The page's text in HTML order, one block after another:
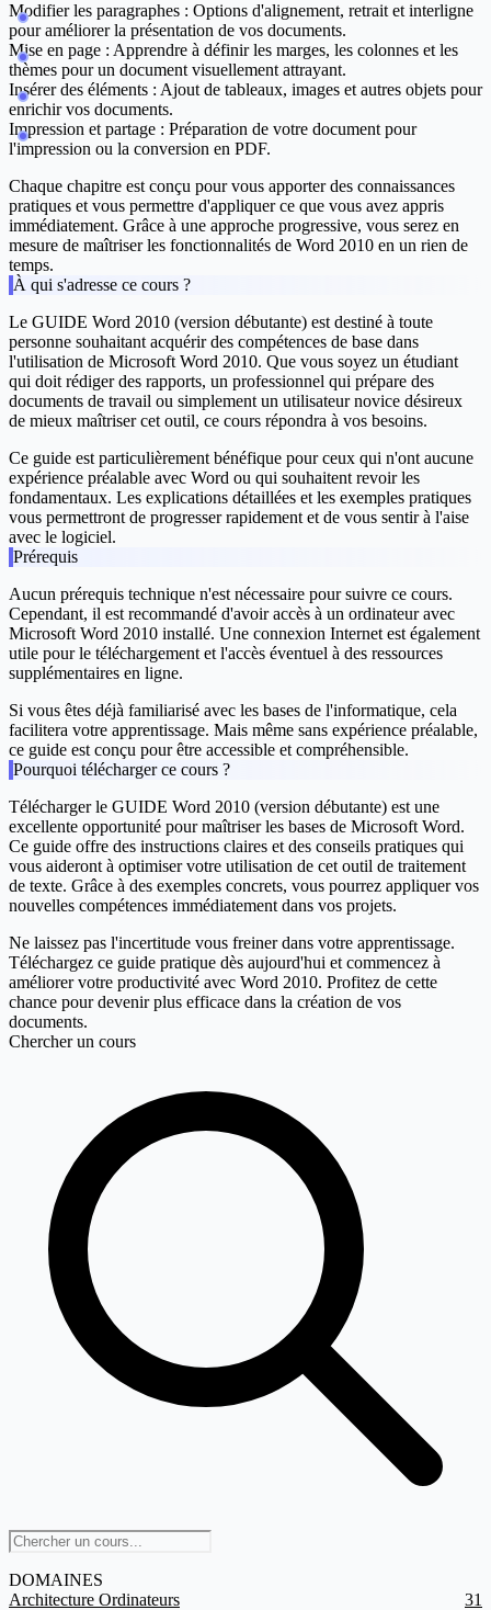
Modifier les paragraphes : Options d'alignement, retrait et interligne
pour améliorer la présentation de vos documents.
Mise en page : Apprendre à définir les marges, les colonnes et les
thèmes pour un document visuellement attrayant.
Insérer des éléments : Ajout de tableaux, images et autres objets pour
enrichir vos documents.
Impression et partage : Préparation de votre document pour
l'impression ou la conversion en PDF.
Chaque chapitre est conçu pour vous apporter des connaissances
pratiques et vous permettre d'appliquer ce que vous avez appris
immédiatement. Grâce à une approche progressive, vous serez en
mesure de maîtriser les fonctionnalités de Word 2010 en un rien de
temps.
À qui s'adresse ce cours ?
Le GUIDE Word 2010 (version débutante) est destiné à toute
personne souhaitant acquérir des compétences de base dans
l'utilisation de Microsoft Word 2010. Que vous soyez un étudiant
qui doit rédiger des rapports, un professionnel qui prépare des
documents de travail ou simplement un utilisateur novice désireux
de mieux maîtriser cet outil, ce cours répondra à vos besoins.
Ce guide est particulièrement bénéfique pour ceux qui n'ont aucune
expérience préalable avec Word ou qui souhaitent revoir les
fondamentaux. Les explications détaillées et les exemples pratiques
vous permettront de progresser rapidement et de vous sentir à l'aise
avec le logiciel.
Prérequis
Aucun prérequis technique n'est nécessaire pour suivre ce cours.
Cependant, il est recommandé d'avoir accès à un ordinateur avec
Microsoft Word 2010 installé. Une connexion Internet est également
utile pour le téléchargement et l'accès éventuel à des ressources
supplémentaires en ligne.
Si vous êtes déjà familiarisé avec les bases de l'informatique, cela
facilitera votre apprentissage. Mais même sans expérience préalable,
ce guide est conçu pour être accessible et compréhensible.
Pourquoi télécharger ce cours ?
Télécharger le GUIDE Word 2010 (version débutante) est une
excellente opportunité pour maîtriser les bases de Microsoft Word.
Ce guide offre des instructions claires et des conseils pratiques qui
vous aideront à optimiser votre utilisation de cet outil de traitement
de texte. Grâce à des exemples concrets, vous pourrez appliquer vos
nouvelles compétences immédiatement dans vos projets.
Ne laissez pas l'incertitude vous freiner dans votre apprentissage.
Téléchargez ce guide pratique dès aujourd'hui et commencez à
améliorer votre productivité avec Word 2010. Profitez de cette
chance pour devenir plus efficace dans la création de vos
documents.
Chercher un cours
DOMAINES
Architecture Ordinateurs
31